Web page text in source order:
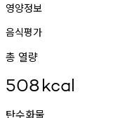
영양정보
음식평가
총 열량
508kcal
탄수화물